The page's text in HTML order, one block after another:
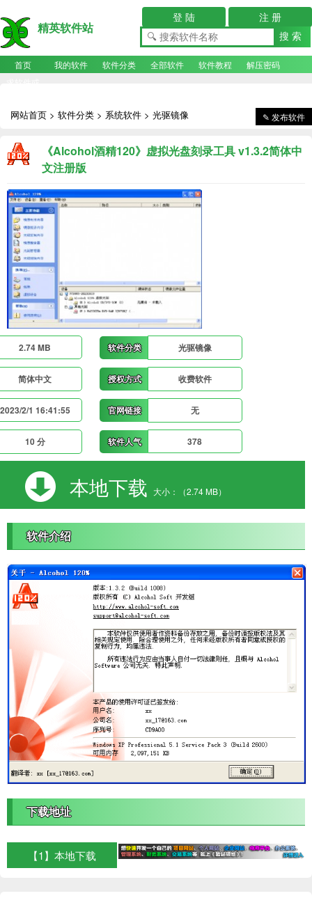
精英软件站
登 陆 注 册
首页 我的软件 软件分类 全部软件 软件教程
解压密码
✎ 发布软件
网站首页 > 软件分类 > 系统软件 > 光驱镜像
《Alcohol酒精120》虚拟光盘刻录工具 v1.3.2简体中
文注册版
2.74 MB 软件分类 光驱镜像
简体中文 授权方式 收费软件
2023/2/1 16:41:55 官网链接 无
10 分 软件人气 378
本地下载 大小：（2.74 MB）
软件介绍
下载地址
【1】本地下载